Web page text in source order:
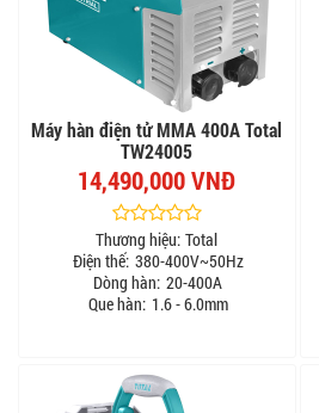
Máy hàn điện tử MMA 400A Total
TW24005
14,490,000 VNĐ
Thương hiệu: Total
Điện thế: 380-400V~50Hz
Dòng hàn: 20-400A
Que hàn: 1.6 - 6.0mm